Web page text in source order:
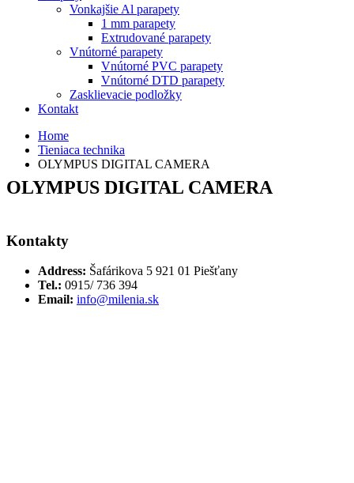
Vonkajšie Al parapety
1 mm parapety
Extrudované parapety
Vnútorné parapety
Vnútorné PVC parapety
Vnútorné DTD parapety
Zasklievacie podložky
Kontakt
Home
Tieniaca technika
OLYMPUS DIGITAL CAMERA
OLYMPUS DIGITAL CAMERA
Kontakty
Address: Šafárikova 5 921 01 Piešťany
Tel.: 0915/ 736 394
Email: info@milenia.sk